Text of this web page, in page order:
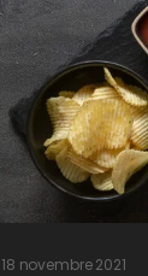
18 novembre 2021